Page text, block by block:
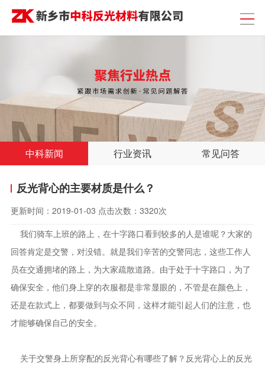
中科新闻 行业资讯 常见问答
反光背心的主要材质是什么？
更新时间： 2019-01-03 点击次数： 3320次
我们骑车上班的路上，在十字路口看到较多的人是谁呢？大家的
回答肯定是交警，对没错。就是我们辛苦的交警同志，这些工作人
员在交通拥堵的路上，为大家疏散道路。由于处于十字路口，为了
确保安全，他们身上穿的衣服都是非常显眼的，不管是在颜色上，
还是在款式上，都要做到与众不同，这样才能引起人们的注意，也
才能够确保自己的安全。
关于交警身上所穿配的反光背心有哪些了解？反光背心上的反光